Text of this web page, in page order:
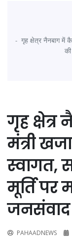
गृह क्षेत्र नैनबाग में
गृह
मंत्री
स्वागत,
मूर्ति पर
जनसंवाद
PAHAADNEWS